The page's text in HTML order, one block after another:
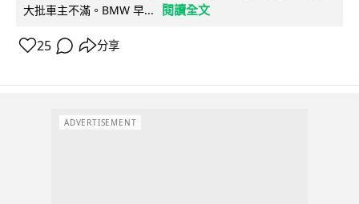
大批車主不滿。BMW 早...
閱讀全文
25 分享
ADVERTISEMENT